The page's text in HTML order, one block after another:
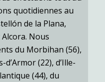
quotidiennes au
de la Plana,
Nous
du Morbihan (56),
(22), d’Ille-
(44), du